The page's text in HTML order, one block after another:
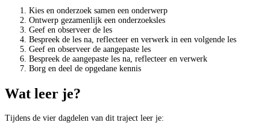
Kies en onderzoek samen een onderwerp
Ontwerp gezamenlijk een onderzoeksles
Geef en observeer de les
Bespreek de les na, reflecteer en verwerk in een volgende les
Geef en observeer de aangepaste les
Bespreek de aangepaste les na, reflecteer en verwerk
Borg en deel de opgedane kennis
Wat leer je?
Tijdens de vier dagdelen van dit traject leer je: